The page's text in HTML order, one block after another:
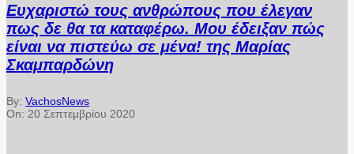
Ευχαριστώ τους ανθρώπους που έλεγαν
πως δε θα τα καταφέρω. Μου έδειξαν πώς
είναι να πιστεύω σε μένα! της Μαρίας
Σκαμπαρδώνη
By: VachosNews
On: 20 Σεπτεμβρίου 2020